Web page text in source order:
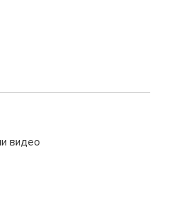
видео